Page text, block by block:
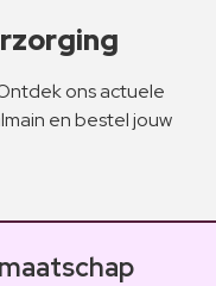
ons actuele
en bestel jouw